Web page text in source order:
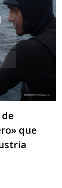
que